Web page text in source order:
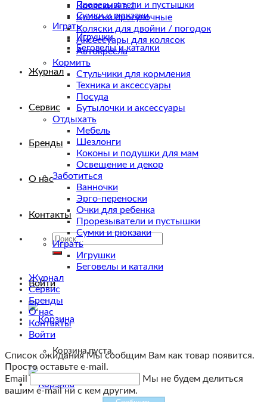
Прорезыватели и пустышки
Сумки и рюкзаки
Играть
Игрушки
Беговелы и каталки
Журнал
Сервис
Бренды
О нас
Контакты
Искать:
Войти
Корзина пуста.
Коляски 4 в 1
Коляски прогулочные
Коляски для двойни / погодок
Аксессуары для колясок
Автокресла
Кормить
Стульчики для кормления
Техника и аксессуары
Посуда
Бутылочки и аксессуары
Отдыхать
Мебель
Шезлонги
Коконы и подушки для мам
Освещение и декор
Заботиться
Ванночки
Эрго-переноски
Очки для ребенка
Прорезыватели и пустышки
Сумки и рюкзаки
Играть
Игрушки
Беговелы и каталки
Журнал
Сервис
Бренды
О нас
Контакты
Войти
Список ожидания Мы сообщим Вам как товар появится.
Просто оставьте e-mail.
Email
Мы не будем делиться
вашим e-mail ни с кем другим.